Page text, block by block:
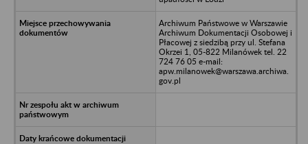
Archiwum Państwowe w Warszawie
Archiwum Dokumentacji Osobowej i
Płacowej z siedzibą przy ul. Stefana
Okrzei 1, 05-822 Milanówek tel. 22
724 76 05 e-mail:
apw.milanowek@warszawa.archiwa.
gov.pl